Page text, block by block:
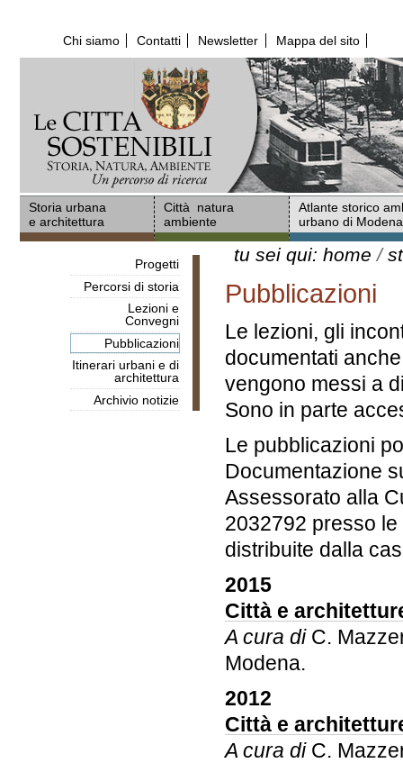
contenuti.
navigazione
Chi siamo Contatti Newsletter Mappa del sito
Storia urbana
e architettura
Città natura
ambiente
Atlante storico
urbano di Modena
Progetti
Percorsi di storia
Lezioni e
Convegni
Pubblicazioni
Itinerari urbani e di
architettura
Archivio notizie
tu sei qui: home /
Pubblicazioni
Le lezioni, gli
documentati
vengono messi a
Sono in parte
Le pubblicazioni
Documentazione
Assessorato alla
2032792 presso
distribuite dalla
2015
Città e
A cura diC.
Modena.
2012
Città e
A cura diC.